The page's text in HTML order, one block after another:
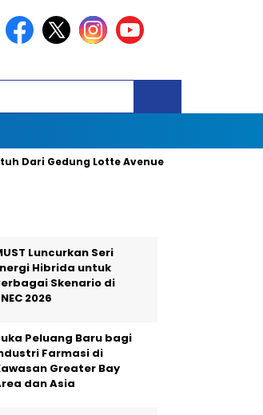
Lotte Avenue: Kronologi, Saksi Mata,
Luncurkan Seri
Hibrida untuk
Skenario di
2026
Peluang Baru bagi
Farmasi di
Greater Bay
dan Asia